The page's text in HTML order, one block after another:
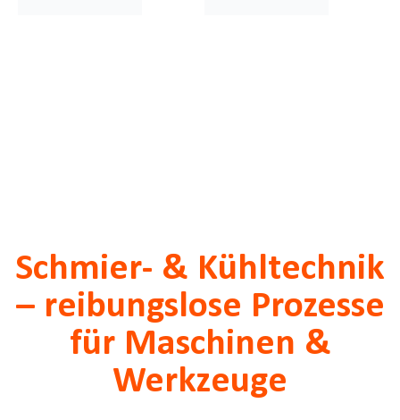
Schmier- & Kühltechnik
– reibungslose Prozesse
für Maschinen &
Werkzeuge